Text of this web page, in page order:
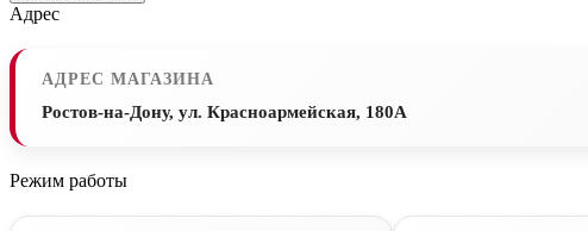
Адрес
АДРЕС МАГАЗИНА
Ростов-на-Дону, ул. Красноармейская, 180А
Режим работы